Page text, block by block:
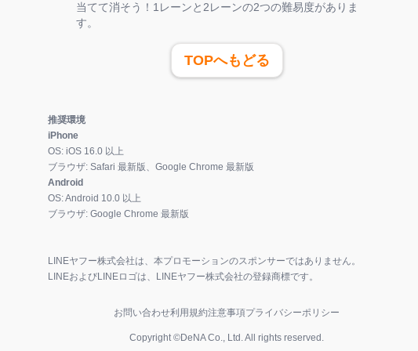
当てて消そう！1レーンと2レーンの2つの難易度がありま
す。
TOPへもどる
推奨環境
iPhone
OS: iOS 16.0 以上
ブラウザ: Safari 最新版、Google Chrome 最新版
Android
OS:Android 10.0 以上
ブラウザ: Google Chrome 最新版
LINEヤフー株式会社は、本プロモーションのスポンサーではありません。
LINEおよびLINEロゴは、LINEヤフー株式会社の登録商標です。
お問い合わせ利用規約注意事項プライバシーポリシー
Copyright ©DeNA Co., Ltd. All rights reserved.